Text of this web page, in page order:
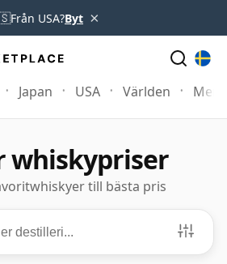
Från USA?Byt ×
Japan USA Världen Mer
whiskypriser
till bästa pris
000+ ÅLDER 3–50+år